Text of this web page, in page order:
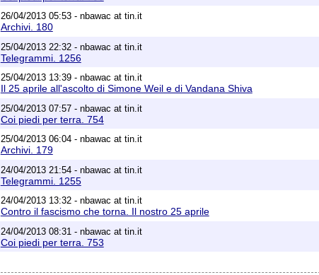
26/04/2013 05:53 - nbawac at tin.it
Archivi. 180
25/04/2013 22:32 - nbawac at tin.it
Telegrammi. 1256
25/04/2013 13:39 - nbawac at tin.it
Il 25 aprile all'ascolto di Simone Weil e di Vandana Shiva
25/04/2013 07:57 - nbawac at tin.it
Coi piedi per terra. 754
25/04/2013 06:04 - nbawac at tin.it
Archivi. 179
24/04/2013 21:54 - nbawac at tin.it
Telegrammi. 1255
24/04/2013 13:32 - nbawac at tin.it
Contro il fascismo che torna. Il nostro 25 aprile
24/04/2013 08:31 - nbawac at tin.it
Coi piedi per terra. 753